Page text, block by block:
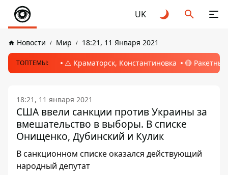
UK
Новости Мир 18:21, 11 Января 2021
ТОПТЕМЫ: ⚠️ Краматорск, Константиновка 🔴
18:21, 11 января 2021
США ввели санкции против Украины за
вмешательство в выборы. В списке
Онищенко, Дубинский и Кулик
В санкционном списке оказался действующий
народный депутат